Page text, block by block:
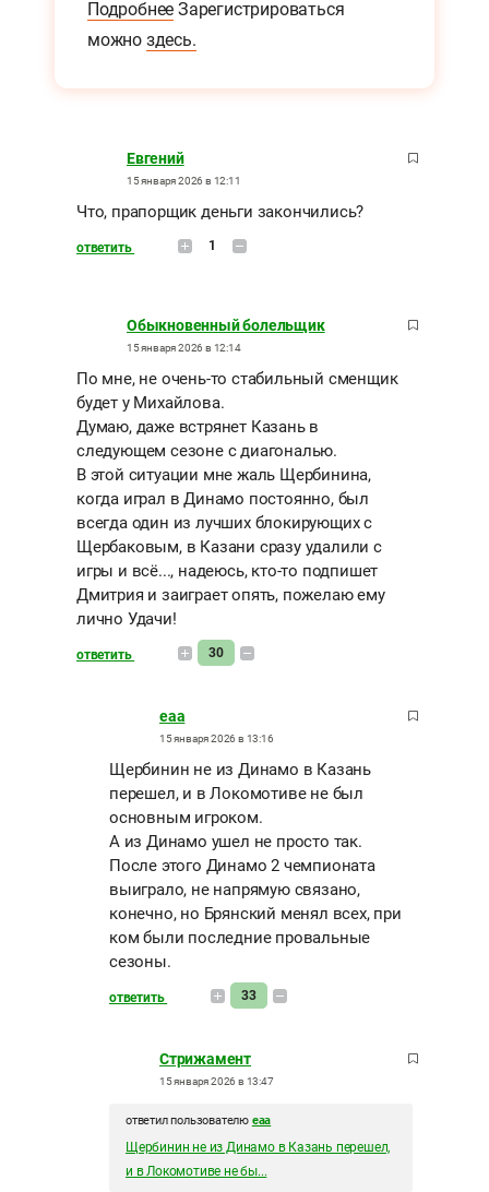
Подробнее Зарегистрироваться
можно здесь.
Евгений
15 января 2026 в 12:11
Что, прапорщик деньги закончились?
ответить 1
Обыкновенный болельщик
15 января 2026 в 12:14
По мне, не очень-то стабильный сменщик
будет у Михайлова.
Думаю, даже встрянет Казань в
следующем сезоне с диагональю.
В этой ситуации мне жаль Щербинина,
когда играл в Динамо постоянно, был
всегда один из лучших блокирующих с
Щербаковым, в Казани сразу удалили с
игры и всё..., надеюсь, кто-то подпишет
Дмитрия и заиграет опять, пожелаю ему
лично Удачи!
ответить 30
eaa
15 января 2026 в 13:16
Щербинин не из Динамо в Казань
перешел, и в Локомотиве не был
основным игроком.
А из Динамо ушел не просто так.
После этого Динамо 2 чемпионата
выиграло, не напрямую связано,
конечно, но Брянский менял всех, при
ком были последние провальные
сезоны.
ответить 33
Стрижамент
15 января 2026 в 13:47
ответил пользователю eaa
Щербинин не из Динамо в Казань перешел,
и в Локомотиве не бы...